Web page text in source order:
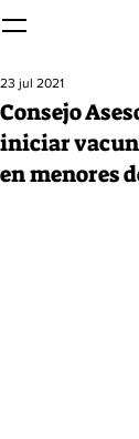
Consejo
iniciar
en menores
23 jul 2021